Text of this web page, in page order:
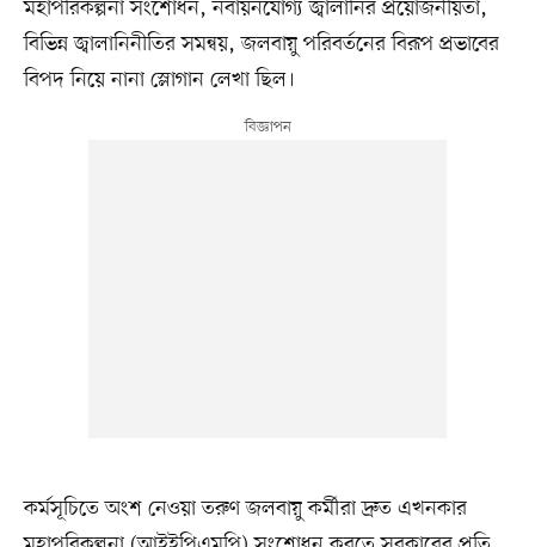
মহাপরিকল্পনা সংশোধন, নবায়নযোগ্য জ্বালানির প্রয়োজনীয়তা,
বিভিন্ন জ্বালানিনীতির সমন্বয়, জলবায়ু পরিবর্তনের বিরূপ প্রভাবের
বিপদ নিয়ে নানা স্লোগান লেখা ছিল।
কর্মসূচিতে অংশ নেওয়া তরুণ জলবায়ু কর্মীরা দ্রুত এখনকার